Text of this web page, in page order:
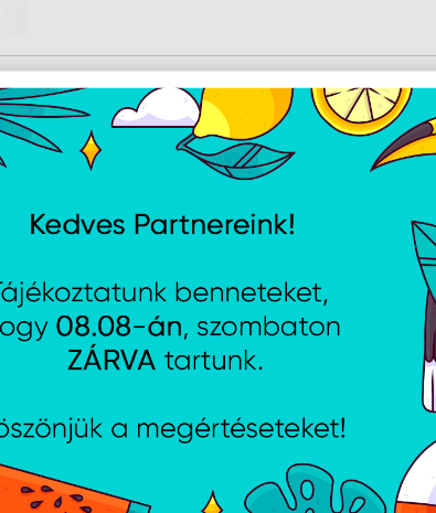
Gigapack kábel USB Type-A –
200 cm, fekete
Cikkszám: Gyártói cikkszám: GP-38356
Gigapack kábel USB Type-A –
80 cm, fekete
Cikkszám: 14732 Gyártói cikkszám: